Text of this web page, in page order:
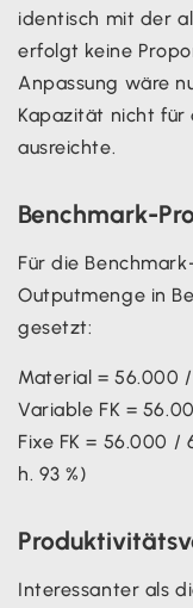
identisch mit der
erfolgt keine
Anpassung wäre
Kapazität nicht für
ausreichte.
Benchmark-
Für die
Outputmenge in
gesetzt:
Material = 56.000
Variable FK =
Fixe FK = 56.000 /
h. 93 %)
Interessanter als